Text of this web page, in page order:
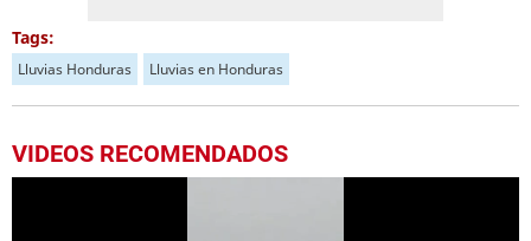
Tags:
Lluvias Honduras Lluvias en Honduras
VIDEOS RECOMENDADOS